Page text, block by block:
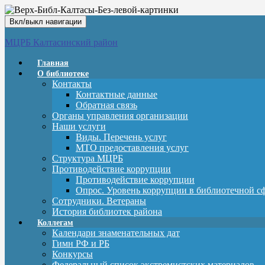
Вкл/выкл навигации
МЦРБ Калтасинский район
Главная
О библиотеке
Контакты
Контактные данные
Обратная связь
Органы управления организации
Наши услуги
Виды. Перечень услуг
МТО предоставления услуг
Структура МЦРБ
Противодействие коррупции
Противодействие коррупции
Опрос. Уровень коррупции в библиотечной
Сотрудники. Ветераны
История библиотек района
Коллегам
Календари знаменательных дат
Гимн РФ и РБ
Конкурсы